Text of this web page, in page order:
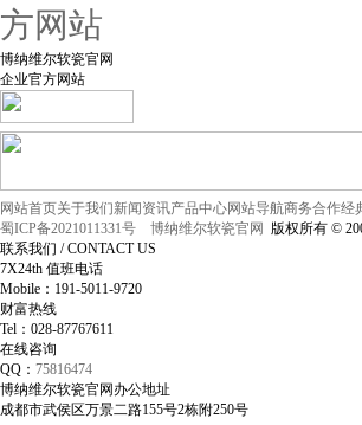
博纳维尔软瓷官网
企业官方网站
网站首页关于我们新闻资讯产品中心网站导航商务合作经
蜀ICP备2021011331号
博纳维尔软瓷官网 版权所有 ©
联系我们 / CONTACT US
7X24th 值班电话
Mobile：191-5011-9720
财富热线
Tel：028-87767611
在线咨询
QQ： 75816474
博纳维尔软瓷官网办公地址
成都市武侯区万景二路155号2栋附250号